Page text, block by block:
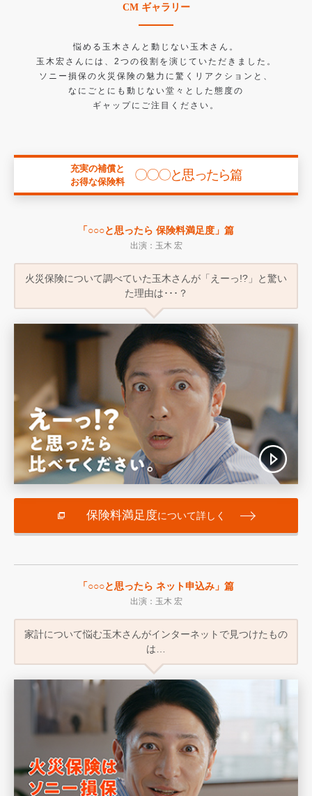
CM ギャラリー
悩める玉木さんと動じない玉木さん。
玉木宏さんには、2つの役割を演じていただきました。
ソニー損保の火災保険の魅力に驚くリアクションと、
なにごとにも動じない堂々とした態度の
ギャップにご注目ください。
充実の補償と
お得な保険料
〇〇〇と思ったら篇
「○○○と思ったら 保険料満足度」篇
出演：玉木 宏
火災保険について調べていた玉木さんが 「えーっ!?」と驚い
た理由は･･･？
保険料満足度について詳しく
「○○○と思ったら ネット申込み」篇
出演：玉木 宏
家計について悩む玉木さんがインターネットで見つけたもの
は…